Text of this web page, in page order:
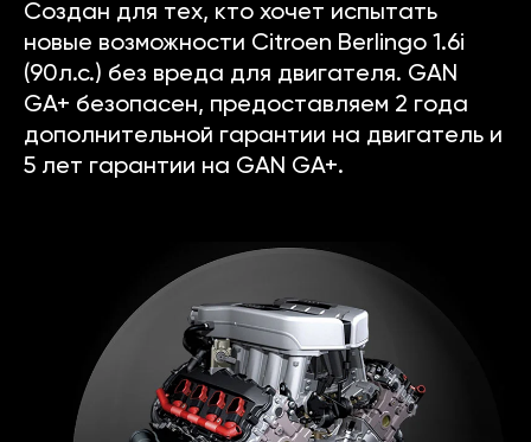
Создан для тех, кто хочет испытать
новые возможности Citroen Berlingo 1.6i
(90л.с.) без вреда для двигателя. GAN
GA+ безопасен, предоставляем 2 года
дополнительной гарантии на двигатель и
5 лет гарантии на GAN GA+.